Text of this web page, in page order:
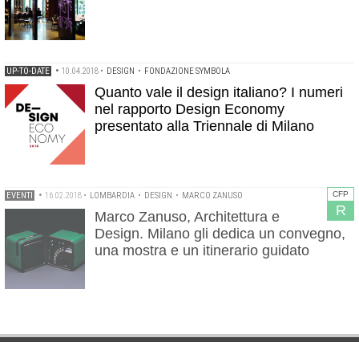
UP-TO-DATE • 10.04.2018 • DESIGN • FONDAZIONE SYMBOLA
Quanto vale il design italiano? I numeri
nel rapporto Design Economy
presentato alla Triennale di Milano
CFP
R
EVENTI • 16.02.2018 • LOMBARDIA • DESIGN • MARCO ZANUSO
Marco Zanuso, Architettura e
Design. Milano gli dedica un convegno,
una mostra e un itinerario guidato